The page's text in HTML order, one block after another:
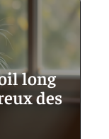
long
des